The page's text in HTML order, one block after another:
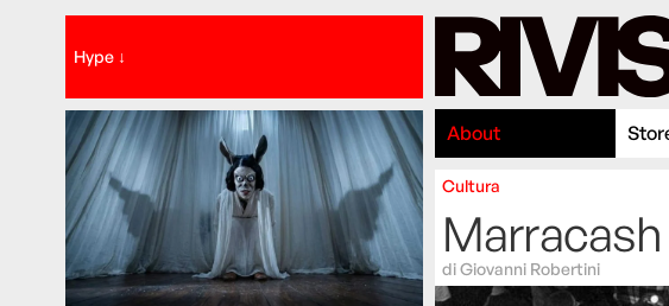
Hype ↓
About
Cultura
diGiovanni Robertini